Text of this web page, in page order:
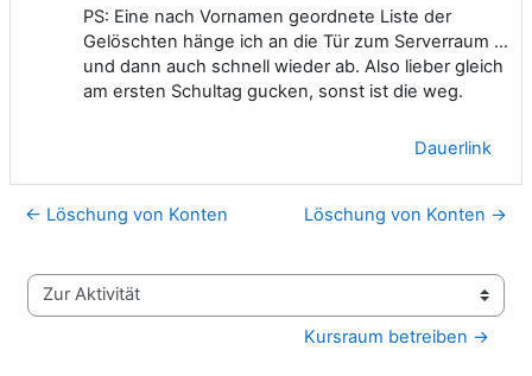
PS: Eine nach Vornamen geordnete Liste der
Gelöschten hänge ich an die Tür zum Serverraum ...
und dann auch schnell wieder ab. Also lieber gleich
am ersten Schultag gucken, sonst ist die weg.
Dauerlink
← Löschung von Konten Löschung von Konten →
Zur Aktivität
Kursraum betreiben →